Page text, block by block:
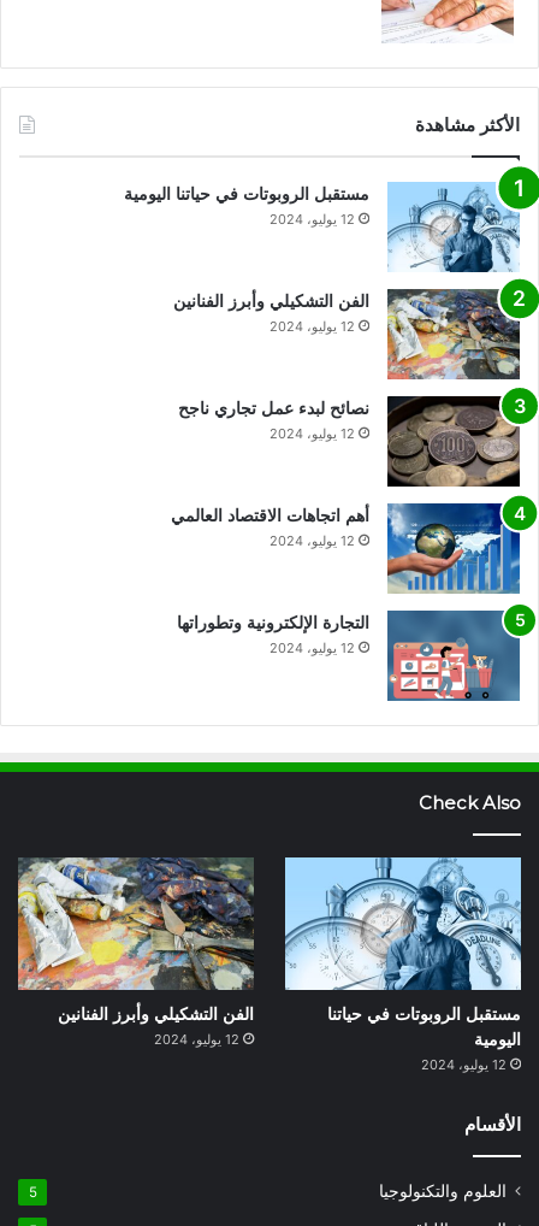
الأكثر مشاهدة
مستقبل الروبوتات في حياتنا اليومية
12 يوليو، 2024
الفن التشكيلي وأبرز الفنانين
12 يوليو، 2024
نصائح لبدء عمل تجاري ناجح
12 يوليو، 2024
أهم اتجاهات الاقتصاد العالمي
12 يوليو، 2024
التجارة الإلكترونية وتطوراتها
12 يوليو، 2024
Check Also
مستقبل الروبوتات في حياتنا
اليومية
12 يوليو، 2024
الفن التشكيلي وأبرز الفنانين
12 يوليو، 2024
الأقسام
العلوم والتكنولوجيا 5